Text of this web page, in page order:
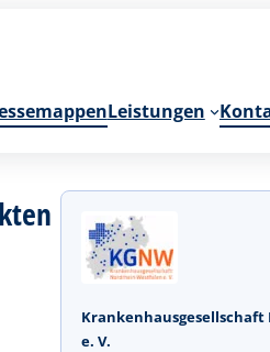
Leistungen
e. V.